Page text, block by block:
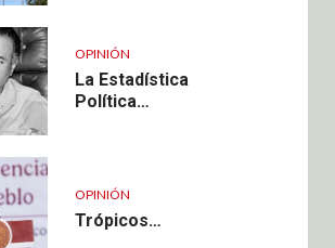
OPINIÓN
La Estadística
Política…
OPINIÓN
Trópicos…